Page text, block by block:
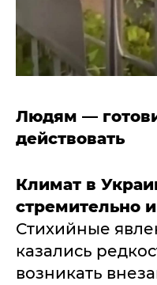
Людям —
действовать
Климат в
стремительно
Стихийные
казались
возникать